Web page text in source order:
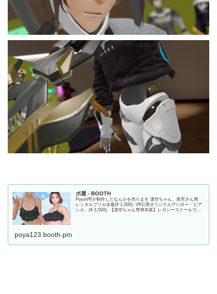
ポ屋 - BOOTH
PoyaVRが制作したなんかを売ります 凛空ちゃん、美芳さん用
レンタルフリル水着(¥ 1,000), VRC用オリジナルアバター「ビア
ンカ」(¥ 3,500), 【凛空ちゃん専用衣装】レガシースクールウェ
poya123.booth.pm